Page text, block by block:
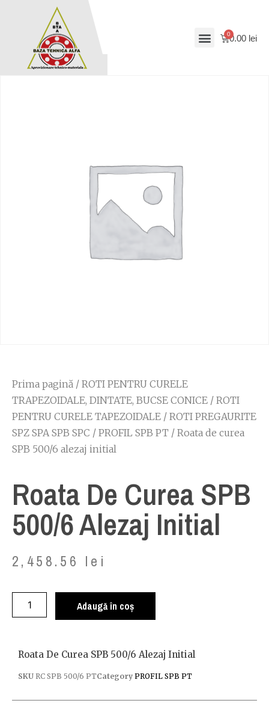
0.00 lei
Prima pagină / ROTI PENTRU CURELE
TRAPEZOIDALE, DINTATE, BUCSE CONICE / ROTI
PENTRU CURELE TAPEZOIDALE / ROTI PREGAURITE
SPZ SPA SPB SPC / PROFIL SPB PT / Roata de curea
SPB 500/6 alezaj initial
Roata De Curea SPB
500/6 Alezaj Initial
2,458.56 lei
Adaugă în coș
Roata De Curea SPB 500/6 Alezaj Initial
SKU RC SPB 500/6 PTCategory PROFIL SPB PT